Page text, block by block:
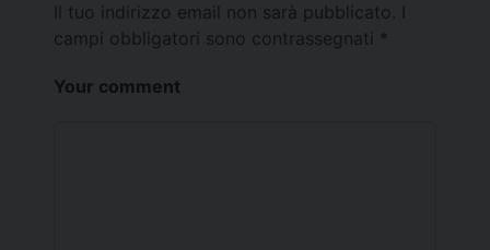
Il tuo indirizzo email non sarà pubblicato.
campi obbligatori sono contrassegnati *
Your comment